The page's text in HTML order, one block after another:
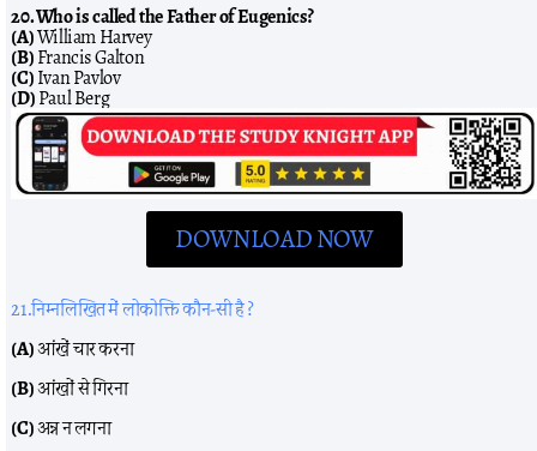
20. Who is called the Father of Eugenics?
(A)William Harvey
(B)Francis Galton
(C)Ivan Pavlov
(D)Paul Berg
DOWNLOAD NOW
21.निम्नलिखित में लोकोक्ति कौन-सी है ?
(A)आंखें चार करना
(B)आंखों से गिरना
(C)अन्न न लगना